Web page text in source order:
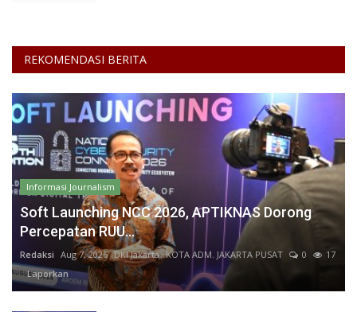
REKOMENDASI BERITA
Informasi Journalism
Soft Launching NCC 2026, APTIKNAS Dorong
Percepatan RUU...
Redaksi Aug 7, 2026 DKI Jakarta KOTA ADM. JAKARTA PUSAT 0
17
Laporkan